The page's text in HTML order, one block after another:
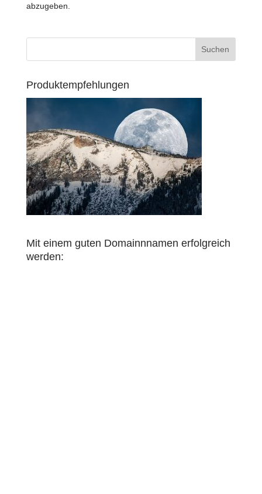
abzugeben.
Produktempfehlungen
Mit einem guten Domainnnamen erfolgreich
werden: